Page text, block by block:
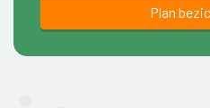
Plan